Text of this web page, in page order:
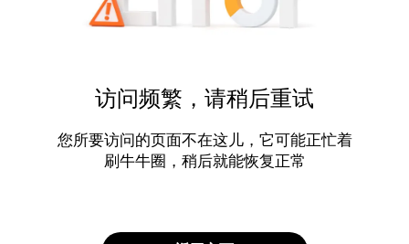
访问频繁，请稍后重试
您所要访问的页面不在这儿，它可能正忙着
刷牛牛圈，稍后就能恢复正常